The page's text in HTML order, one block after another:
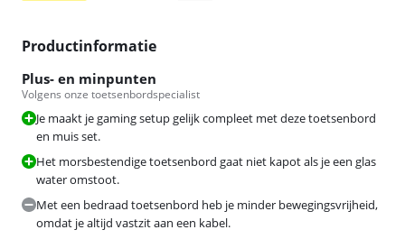
Productinformatie
Plus- en minpunten
Volgens onze toetsenbordspecialist
Je maakt je gaming setup gelijk compleet met deze toetsenbord
en muis set.
Het morsbestendige toetsenbord gaat niet kapot als je een glas
water omstoot.
Met een bedraad toetsenbord heb je minder bewegingsvrijheid,
omdat je altijd vastzit aan een kabel.